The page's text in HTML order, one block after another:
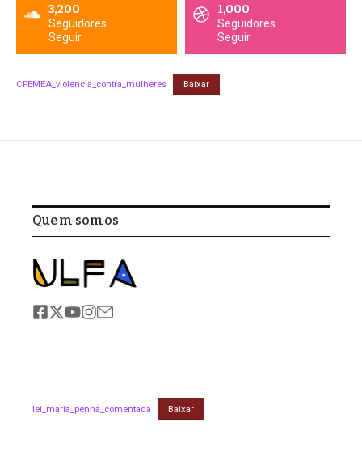
3,200
Seguidores
Seguir
1,000
Seguidores
Seguir
CFEMEA_violencia_contra_mulheres Baixar
Quem somos
lei_maria_penha_comentada Baixar